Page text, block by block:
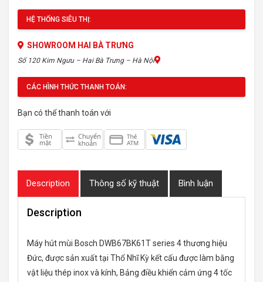
HỆ THỐNG SIÊU THỊ:
SHOWROOM HAI BÀ TRƯNG
Số 120 Kim Ngưu – Hai Bà Trưng – Hà Nội
CÁC HÌNH THỨC THANH TOÁN:
Bạn có thể thanh toán với
Description Thông số kỹ thuật Bình luận
Description
Máy hút mùi Bosch DWB67BK61T series 4 thương hiệu
Đức, được sản xuất tại Thổ Nhĩ Kỳ kết cấu được làm bằng
vật liệu thép inox và kính, Bảng điều khiển cảm ứng 4 tốc